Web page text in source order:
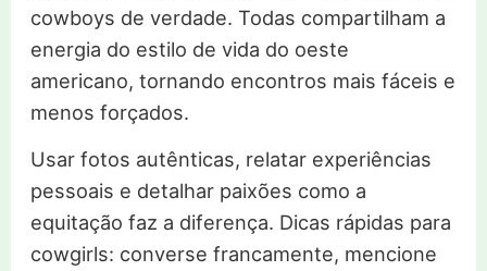
cowboys de verdade. Todas compartilham a
energia do estilo de vida do oeste
americano, tornando encontros mais fáceis e
menos forçados.
Usar fotos autênticas, relatar experiências
pessoais e detalhar paixões como a
equitação faz a diferença. Dicas rápidas para
cowgirls: converse francamente, mencione